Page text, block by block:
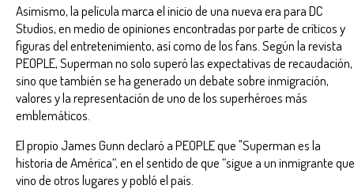
Asimismo, la película marca el inicio de una nueva era para DC
Studios, en medio de opiniones encontradas por parte de críticos y
figuras del entretenimiento, así como de los fans. Según la revista
PEOPLE, Superman no solo superó las expectativas de recaudación,
sino que también se ha generado un debate sobre inmigración,
valores y la representación de uno de los superhéroes más
emblemáticos.
El propio James Gunn declaró a PEOPLE que "Superman es la
historia de América“, en el sentido de que “sigue a un inmigrante que
vino de otros lugares y pobló el país.